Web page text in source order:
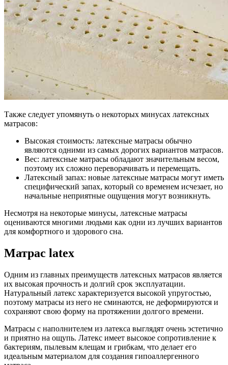
Также следует упомянуть о некоторых минусах латексных
матрасов:
Высокая стоимость: латексные матрасы обычно
являются одними из самых дорогих вариантов матрасов.
Вес: латексные матрасы обладают значительным весом,
поэтому их сложно переворачивать и перемещать.
Латексный запах: новые латексные матрасы могут иметь
специфический запах, который со временем исчезает, но
начальные неприятные ощущения могут возникнуть.
Несмотря на некоторые минусы, латексные матрасы
оцениваются многими людьми как одни из лучших вариантов
для комфортного и здорового сна.
Матрас latex
Одним из главных преимуществ латексных матрасов является
их высокая прочность и долгий срок эксплуатации.
Натуральный латекс характеризуется высокой упругостью,
поэтому матрасы из него не сминаются, не деформируются и
сохраняют свою форму на протяжении долгого времени.
Матрасы с наполнителем из латекса выглядят очень эстетично
и приятно на ощупь. Латекс имеет высокое сопротивление к
бактериям, пылевым клещам и грибкам, что делает его
идеальным материалом для создания гипоаллергенного